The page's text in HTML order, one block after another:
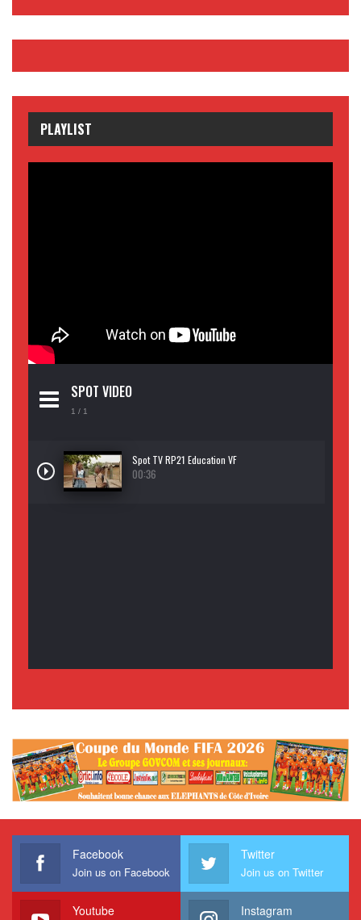
PLAYLIST
SPOT VIDEO
1 / 1
Spot TV RP21 Education VF
00:36
Facebook
Join us on Facebook
Twitter
Join us on Twitter
Youtube Instagram